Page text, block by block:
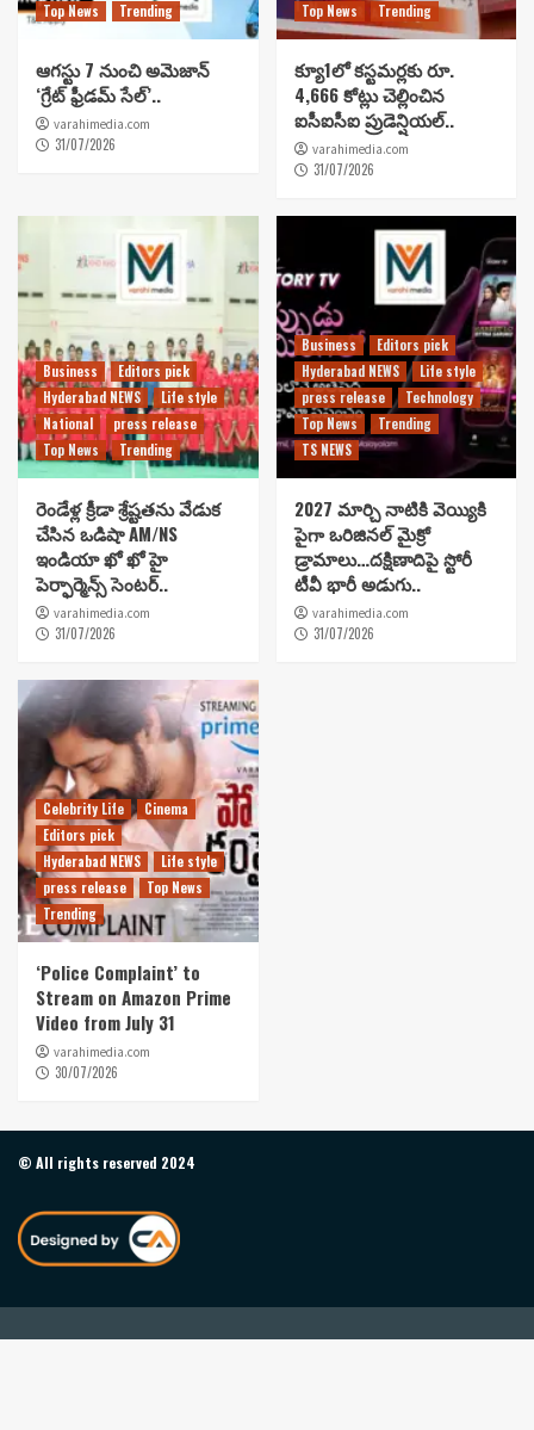
Top News
Trending
ఆగస్టు 7 నుంచి అమెజాన్
‘గ్రేట్ ఫ్రీడమ్ సేల్’..
varahimedia.com
31/07/2026
Top News
Trending
క్యూ1లో కస్టమర్లకు రూ.
4,666 కోట్లు చెల్లించిన
ఐసీఐసీఐ ప్రుడెన్షియల్..
varahimedia.com
31/07/2026
Business
Editors pick
Hyderabad NEWS
Life style
National
press release
Top News
Trending
రెండేళ్ల క్రీడా శ్రేష్టతను వేడుక
చేసిన ఒడిషా AM/NS
ఇండియా ఖో ఖో హై
పెర్ఫార్మెన్స్ సెంటర్..
varahimedia.com
31/07/2026
Business
Editors pick
Hyderabad NEWS
Life style
press release
Technology
Top News
Trending
TS NEWS
2027 మార్చి నాటికి వెయ్యికి
పైగా ఒరిజినల్ మైక్రో
డ్రామాలు…దక్షిణాదిపై స్టోరీ
టీవీ భారీ అడుగు..
varahimedia.com
31/07/2026
Celebrity Life
Cinema
Editors pick
Hyderabad NEWS
Life style
press release
Top News
Trending
‘Police Complaint’ to
Stream on Amazon Prime
Video from July 31
varahimedia.com
30/07/2026
© All rights reserved 2024